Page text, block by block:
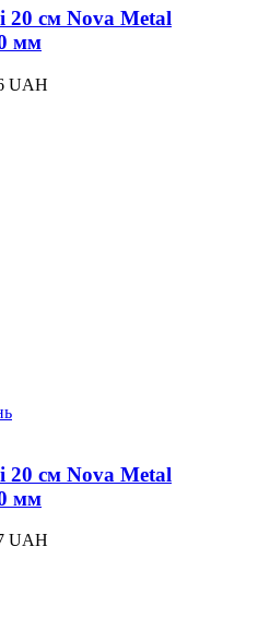
20 см Nova Metal
мм
UAH
20 см Nova Metal
мм
UAH